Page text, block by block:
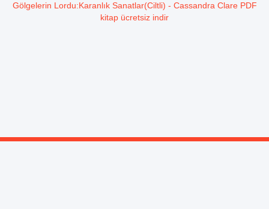
Gölgelerin Lordu:Karanlık Sanatlar(Ciltli) - Cassandra Clare PDF
kitap ücretsiz indir